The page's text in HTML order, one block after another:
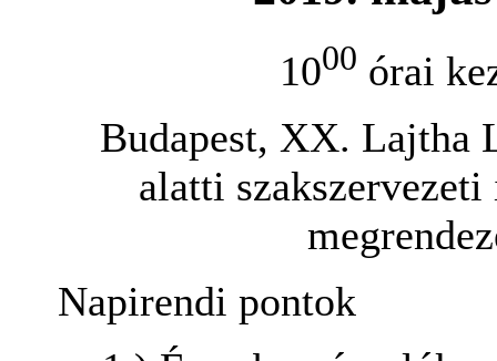
1000 órai
Budapest, XX. Lajtha
alatti
Napirendi pontok